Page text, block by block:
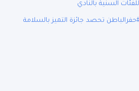
السنية بالنادي
تحصد جائزة التميز بالسلامة